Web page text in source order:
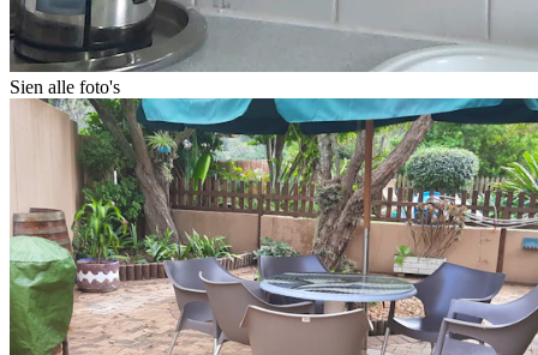
Sien alle foto's